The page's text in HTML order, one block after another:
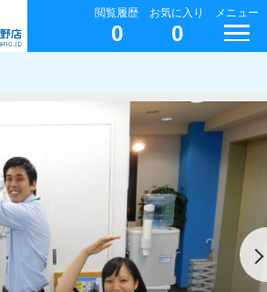
閲覧履歴
0
お気に入り
0
メニュー